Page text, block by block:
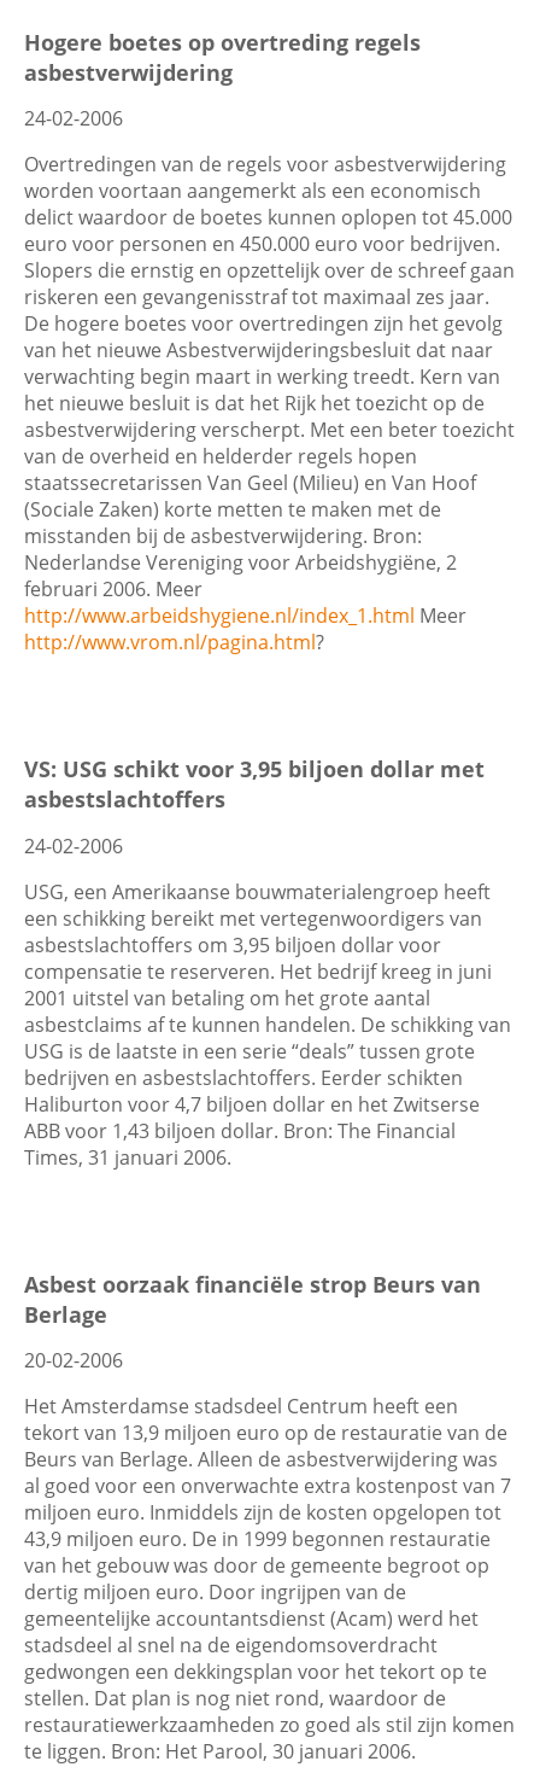
Contactgegevens
Zoeken
Filters
Datum
Trefwoord
Categorie
Wis filters Filter
Hogere boetes op overtreding regels
asbestverwijdering
24-02-2006
Overtredingen van de regels voor asbestverwijdering
worden voortaan aangemerkt als een economisch
delict waardoor de boetes kunnen oplopen tot 45.000
euro voor personen en 450.000 euro voor bedrijven.
Slopers die ernstig en opzettelijk over de schreef gaan
riskeren een gevangenisstraf tot maximaal zes jaar.
De hogere boetes voor overtredingen zijn het gevolg
van het nieuwe Asbestverwijderingsbesluit dat naar
verwachting begin maart in werking treedt. Kern van
het nieuwe besluit is dat het Rijk het toezicht op de
asbestverwijdering verscherpt. Met een beter toezicht
van de overheid en helderder regels hopen
staatssecretarissen Van Geel (Milieu) en Van Hoof
(Sociale Zaken) korte metten te maken met de
misstanden bij de asbestverwijdering. Bron:
Nederlandse Vereniging voor Arbeidshygiëne, 2
februari 2006. Meer
http://www.arbeidshygiene.nl/index_1.html Meer
http://www.vrom.nl/pagina.html?
VS: USG schikt voor 3,95 biljoen dollar met
asbestslachtoffers
24-02-2006
USG, een Amerikaanse bouwmaterialengroep heeft
een schikking bereikt met vertegenwoordigers van
asbestslachtoffers om 3,95 biljoen dollar voor
compensatie te reserveren. Het bedrijf kreeg in juni
2001 uitstel van betaling om het grote aantal
asbestclaims af te kunnen handelen. De schikking van
USG is de laatste in een serie “deals” tussen grote
bedrijven en asbestslachtoffers. Eerder schikten
Haliburton voor 4,7 biljoen dollar en het Zwitserse
ABB voor 1,43 biljoen dollar. Bron: The Financial
Times, 31 januari 2006.
Asbest oorzaak financiële strop Beurs van
Berlage
20-02-2006
Het Amsterdamse stadsdeel Centrum heeft een
tekort van 13,9 miljoen euro op de restauratie van de
Beurs van Berlage. Alleen de asbestverwijdering was
al goed voor een onverwachte extra kostenpost van 7
miljoen euro. Inmiddels zijn de kosten opgelopen tot
43,9 miljoen euro. De in 1999 begonnen restauratie
van het gebouw was door de gemeente begroot op
dertig miljoen euro. Door ingrijpen van de
gemeentelijke accountantsdienst (Acam) werd het
stadsdeel al snel na de eigendomsoverdracht
gedwongen een dekkingsplan voor het tekort op te
stellen. Dat plan is nog niet rond, waardoor de
restauratiewerkzaamheden zo goed als stil zijn komen
te liggen. Bron: Het Parool, 30 januari 2006.